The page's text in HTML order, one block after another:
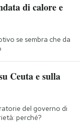
di calore e
se sembra che da
Ceuta e sulla
del governo di
perché?